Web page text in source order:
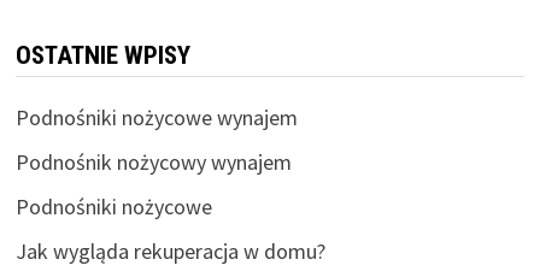
OSTATNIE WPISY
Podnośniki nożycowe wynajem
Podnośnik nożycowy wynajem
Podnośniki nożycowe
Jak wygląda rekuperacja w domu?